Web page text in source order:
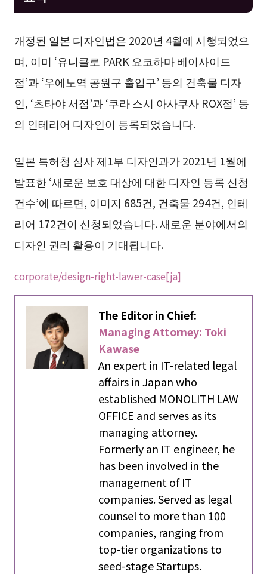
개정된 일본 디자인법은 2020년 4월에 시행되었으
며, 이미 ‘유니클로 PARK 요코하마 베이사이드
점’과 ‘우에노역 공원구 출입구’ 등의 건축물 디자
인, ‘츠타야 서점’과 ‘쿠라 스시 아사쿠사 ROX점’ 등
의 인테리어 디자인이 등록되었습니다.
일본 특허청 심사 제1부 디자인과가 2021년 1월에
발표한 ‘새로운 보호 대상에 대한 디자인 등록 신청
건수’에 따르면, 이미지 685건, 건축물 294건, 인테
리어 172건이 신청되었습니다. 새로운 분야에서의
디자인 권리 활용이 기대됩니다.
corporate/design-right-lawer-case[ja]
The Editor in Chief:
Managing Attorney: Toki
Kawase
An expert in IT-related legal
affairs in Japan who
established MONOLITH LAW
OFFICE and serves as its
managing attorney.
Formerly an IT engineer, he
has been involved in the
management of IT
companies. Served as legal
counsel to more than 100
companies, ranging from
top-tier organizations to
seed-stage Startups.